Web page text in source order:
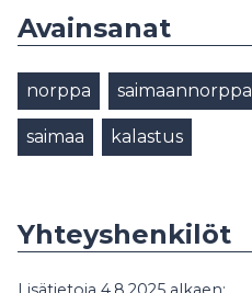
Avainsanat
norppa saimaannorppa
saimaa kalastus
Yhteyshenkilöt